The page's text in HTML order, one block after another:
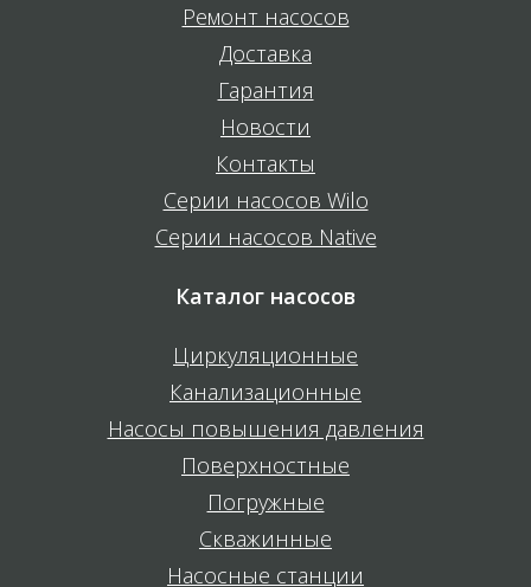
Ремонт насосов
Доставка
Гарантия
Новости
Контакты
Серии насосов Wilo
Серии насосов Native
Каталог насосов
Циркуляционные
Канализационные
Насосы повышения давления
Поверхностные
Погружные
Скважинные
Насосные станции